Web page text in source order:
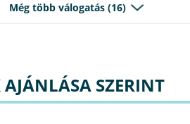
Még több válogatás (16)
SZERINT